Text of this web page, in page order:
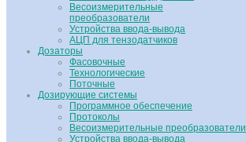
Весоизмерительные
преобразователи
Устройства ввода-вывода
АЦП для тензодатчиков
Дозаторы
Фасовочные
Технологические
Поточные
Дозирующие системы
Программное обеспечение
Протоколы
Весоизмерительные преобразователи
Устройства ввода-вывода